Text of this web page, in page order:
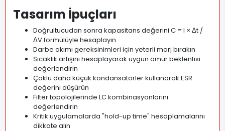
Tasarım İpuçları
Doğrultucudan sonra kapasitans değerini C = I × Δt /
ΔV formülüyle hesaplayın
Darbe akımı gereksinimleri için yeterli marj bırakın
Sıcaklık artışını hesaplayarak uygun ömür beklentisi
değerlendirin
Çoklu daha küçük kondansatörler kullanarak ESR
değerini düşürün
Filter topolojilerinde LC kombinasyonlarını
değerlendirin
Kritik uygulamalarda "hold-up time" hesaplamalarını
dikkate alın